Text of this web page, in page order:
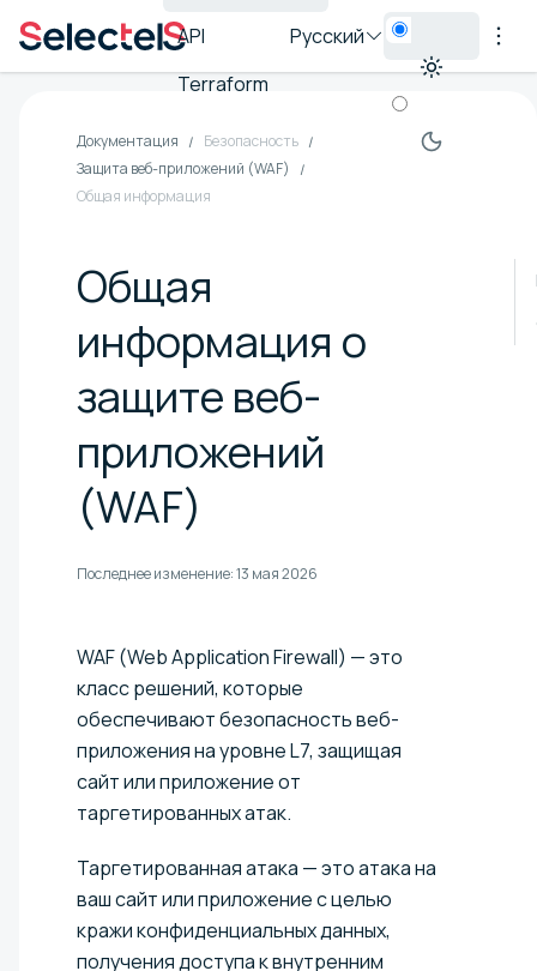
API
Terraform
Русский
Документация
Безопасность
Защита веб-приложений (WAF)
Общая информация
Общая
информация о
защите веб-
приложений
(WAF)
Последнее изменение:13 мая 2026
WAF (Web Application Firewall) — это
класс решений, которые
обеспечивают безопасность веб-
приложения на уровне L7, защищая
сайт или приложение от
таргетированных атак.
Таргетированная атака — это атака на
ваш сайт или приложение с целью
кражи конфиденциальных данных,
получения доступа к внутренним